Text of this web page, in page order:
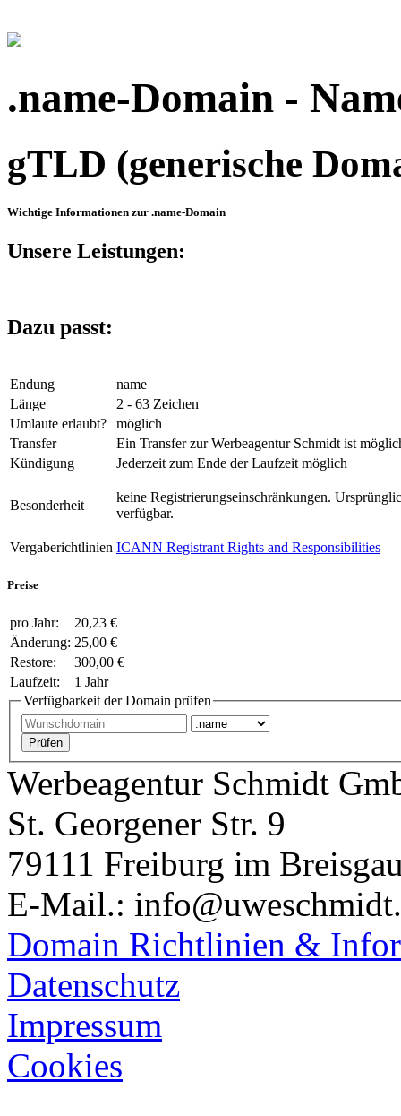
.name-Domain -
gTLD (generische
Wichtige Informationen zur .name-Domain
Unsere Leistungen:
Dazu passt:
Endung
name
Länge
2 - 63 Zeichen
Umlaute erlaubt?
möglich
Transfer
Ein Transfer zur Werbeagentur Schmidt ist
Kündigung
Jederzeit zum Ende der Laufzeit möglich
Besonderheit
keine Registrierungseinschränkungen.
verfügbar.
Vergaberichtlinien ICANN Registrant Rights and Responsibilities
Preise
pro Jahr:
20,23 €
Änderung: 25,00 €
Restore:
300,00 €
Laufzeit:
1 Jahr
Verfügbarkeit der Domain prüfen
Werbeagentur Schmidt
St. Georgener Str. 9
79111 Freiburg im
E-Mail.:
Domain Richtlinien &
Datenschutz
Impressum
Cookies